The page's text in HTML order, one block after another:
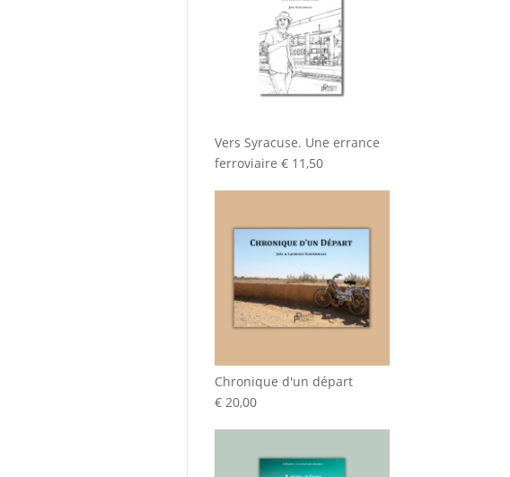
Vers Syracuse. Une errance
ferroviaire € 11,50
Chronique d'un départ
€ 20,00